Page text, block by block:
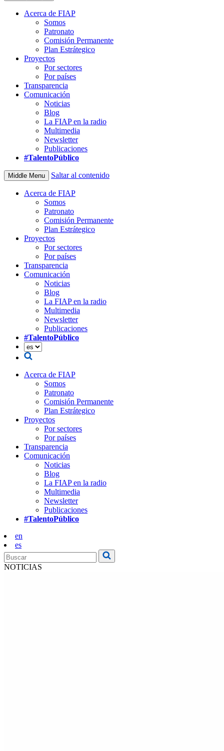
Acerca de FIAP
Somos
Patronato
Comisión Permanente
Plan Estrátegico
Proyectos
Por sectores
Por países
Transparencia
Comunicación
Noticias
Blog
La FIAP en la radio
Multimedia
Newsletter
Publicaciones
#TalentoPúblico
Middle Menu Saltar al contenido
Acerca de FIAP
Somos
Patronato
Comisión Permanente
Plan Estrátegico
Proyectos
Por sectores
Por países
Transparencia
Comunicación
Noticias
Blog
La FIAP en la radio
Multimedia
Newsletter
Publicaciones
#TalentoPúblico
Acerca de FIAP
Somos
Patronato
Comisión Permanente
Plan Estrátegico
Proyectos
Por sectores
Por países
Transparencia
Comunicación
Noticias
Blog
La FIAP en la radio
Multimedia
Newsletter
Publicaciones
#TalentoPúblico
en
es
NOTICIAS